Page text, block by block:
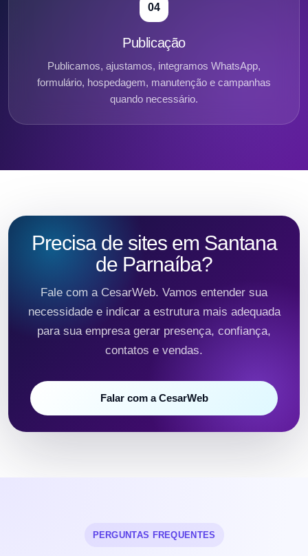
04
Publicação
Publicamos, ajustamos, integramos WhatsApp,
formulário, hospedagem, manutenção e campanhas
quando necessário.
Precisa de sites em Santana
de Parnaíba?
Fale com a CesarWeb. Vamos entender sua
necessidade e indicar a estrutura mais adequada
para sua empresa gerar presença, confiança,
contatos e vendas.
Falar com a CesarWeb
PERGUNTAS FREQUENTES